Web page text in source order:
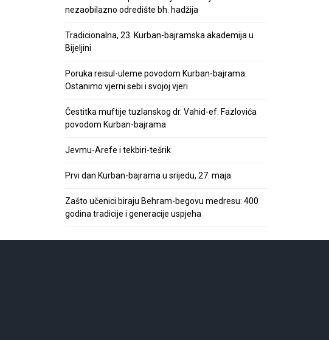
nezaobilazno odredište bh. hadžija
Tradicionalna, 23. Kurban-bajramska akademija u
Bijeljini
Poruka reisul-uleme povodom Kurban-bajrama:
Ostanimo vjerni sebi i svojoj vjeri
Čestitka muftije tuzlanskog dr. Vahid-ef. Fazlovića
povodom Kurban-bajrama
Jevmu-Arefe i tekbiri-tešrik
Prvi dan Kurban-bajrama u srijedu, 27. maja
Zašto učenici biraju Behram-begovu medresu: 400
godina tradicije i generacije uspjeha